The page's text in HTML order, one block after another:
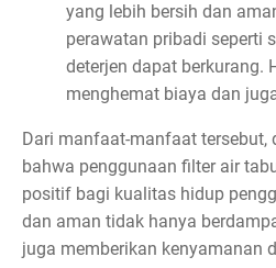
yang lebih bersih dan
perawatan pribadi seperti
deterjen dapat berkurang.
menghemat biaya dan
Dari manfaat-manfaat tersebut,
bahwa penggunaan filter air
positif bagi kualitas hidup
dan aman tidak hanya
juga memberikan kenyamanan